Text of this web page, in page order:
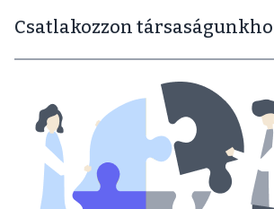
Csatlakozzon